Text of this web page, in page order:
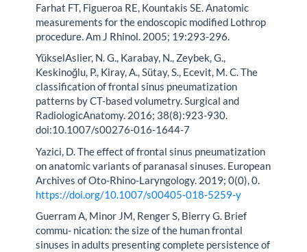
Farhat FT, Figueroa RE, Kountakis SE. Anatomic
measurements for the endoscopic modified Lothrop
procedure. Am J Rhinol. 2005; 19:293-296.
YükselAslier, N. G., Karabay, N., Zeybek, G.,
Keskinoğlu, P., Kiray, A., Sütay, S., Ecevit, M. C. The
classification of frontal sinus pneumatization
patterns by CT-based volumetry. Surgical and
RadiologicAnatomy. 2016; 38(8):923-930.
doi:10.1007/s00276-016-1644-7
Yazici, D. The effect of frontal sinus pneumatization
on anatomic variants of paranasal sinuses. European
Archives of Oto-Rhino-Laryngology. 2019; 0(0), 0.
https://doi.org/10.1007/s00405-018-5259-y
Guerram A, Minor JM, Renger S, Bierry G. Brief
commu- nication: the size of the human frontal
sinuses in adults presenting complete persistence of